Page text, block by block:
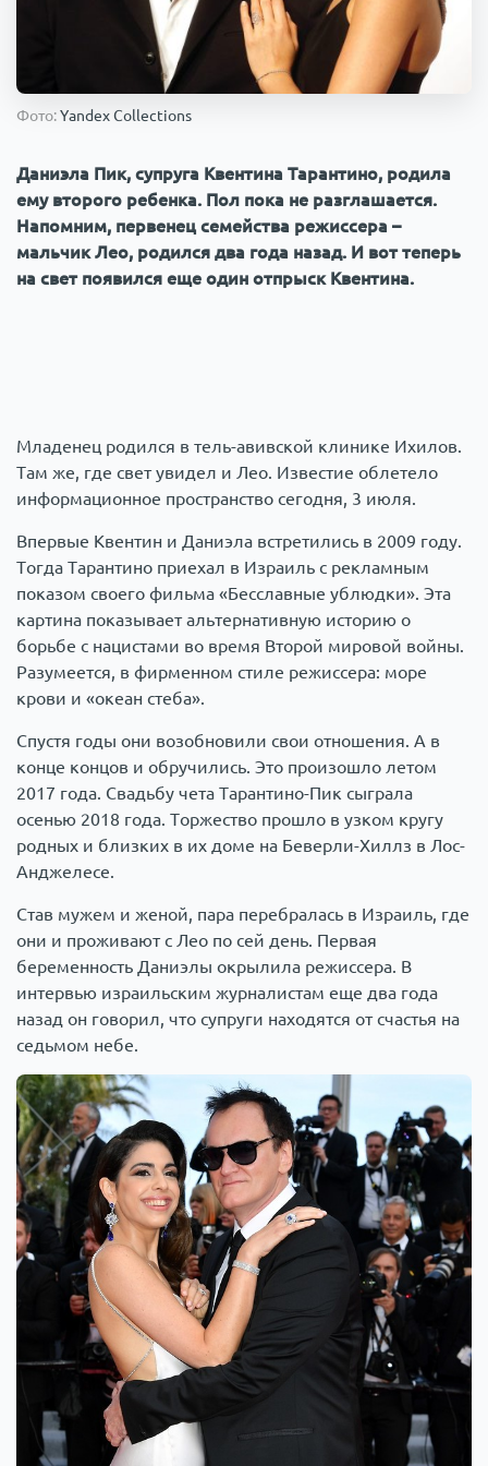
Происшествия
Армия
1000 мелочей
Фото:Yandex Collections
Даниэла Пик, супруга Квентина Тарантино, родила
ему второго ребенка. Пол пока не разглашается.
Напомним, первенец семейства режиссера –
мальчик Лео, родился два года назад. И вот теперь
на свет появился еще один отпрыск Квентина.
Младенец родился в тель-авивской клинике Ихилов.
Там же, где свет увидел и Лео. Известие облетело
информационное пространство сегодня, 3 июля.
Впервые Квентин и Даниэла встретились в 2009 году.
Тогда Тарантино приехал в Израиль с рекламным
показом своего фильма «Бесславные ублюдки». Эта
картина показывает альтернативную историю о
борьбе с нацистами во время Второй мировой войны.
Разумеется, в фирменном стиле режиссера: море
крови и «океан стеба».
Спустя годы они возобновили свои отношения. А в
конце концов и обручились. Это произошло летом
2017 года. Свадьбу чета Тарантино-Пик сыграла
осенью 2018 года. Торжество прошло в узком кругу
родных и близких в их доме на Беверли-Хиллз в Лос-
Анджелесе.
Став мужем и женой, пара перебралась в Израиль, где
они и проживают с Лео по сей день. Первая
беременность Даниэлы окрылила режиссера. В
интервью израильским журналистам еще два года
назад он говорил, что супруги находятся от счастья на
седьмом небе.